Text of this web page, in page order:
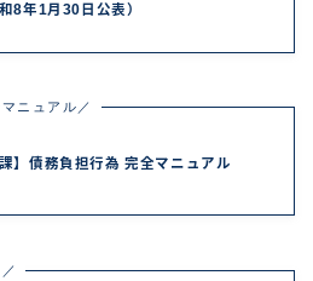
8年1月30日公表）
ニュアル／
課】債務負担行為 完全マニュアル